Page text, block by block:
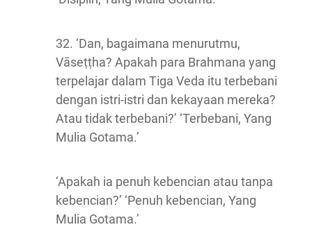
32. ‘Dan, bagaimana menurutmu,
Vāseṭṭha? Apakah para Brahmana yang
terpelajar dalam Tiga Veda itu terbebani
dengan istri-istri dan kekayaan mereka?
Atau tidak terbebani?’ ‘Terbebani, Yang
Mulia Gotama.’
‘Apakah ia penuh kebencian atau tanpa
kebencian?’ ‘Penuh kebencian, Yang
Mulia Gotama.’